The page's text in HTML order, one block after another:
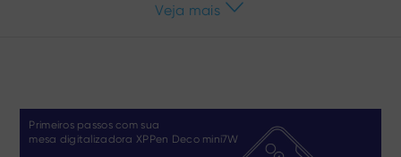
Veja mais
Primeiros passos com sua
mesa digitalizadora XPPen Deco mini7W